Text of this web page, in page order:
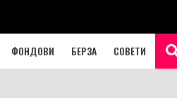
ФОНДОВИ БЕРЗА СОВЕТИ